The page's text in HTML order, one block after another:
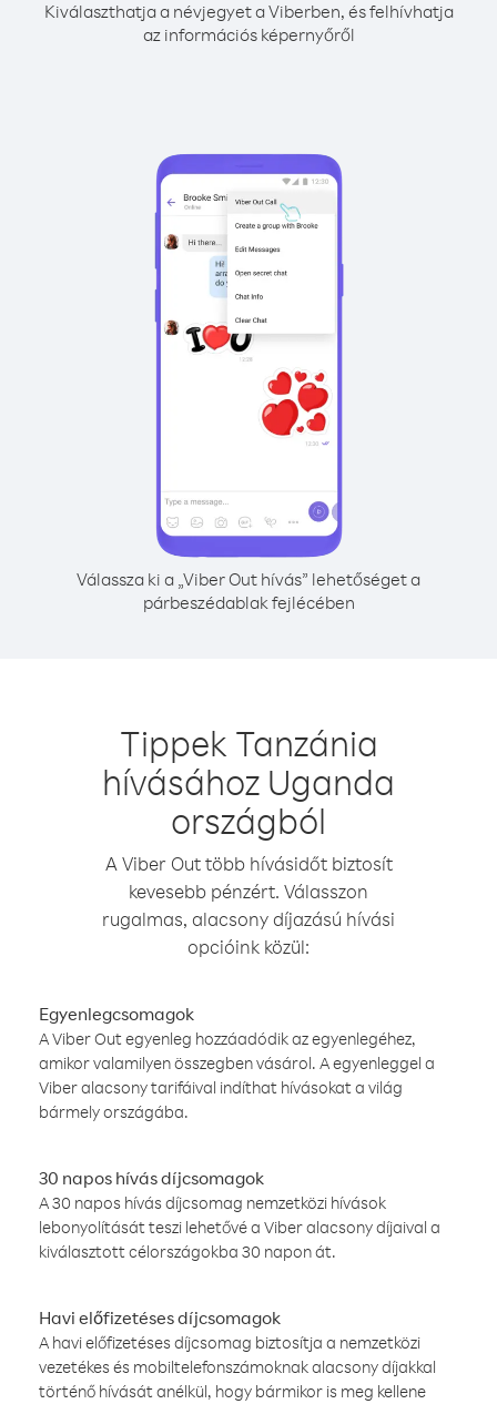
Kiválaszthatja a névjegyet a Viberben, és felhívhatja
az információs képernyőről
Válassza ki a „Viber Out hívás” lehetőséget a
párbeszédablak fejlécében
Tippek Tanzánia
hívásához Uganda
országból
A Viber Out több hívásidőt biztosít
kevesebb pénzért. Válasszon
rugalmas, alacsony díjazású hívási
opcióink közül:
Egyenlegcsomagok
A Viber Out egyenleg hozzáadódik az egyenlegéhez,
amikor valamilyen összegben vásárol. A egyenleggel a
Viber alacsony tarifáival indíthat hívásokat a világ
bármely országába.
30 napos hívás díjcsomagok
A 30 napos hívás díjcsomag nemzetközi hívások
lebonyolítását teszi lehetővé a Viber alacsony díjaival a
kiválasztott célországokba 30 napon át.
Havi előfizetéses díjcsomagok
A havi előfizetéses díjcsomag biztosítja a nemzetközi
vezetékes és mobiltelefonszámoknak alacsony díjakkal
történő hívását anélkül, hogy bármikor is meg kellene